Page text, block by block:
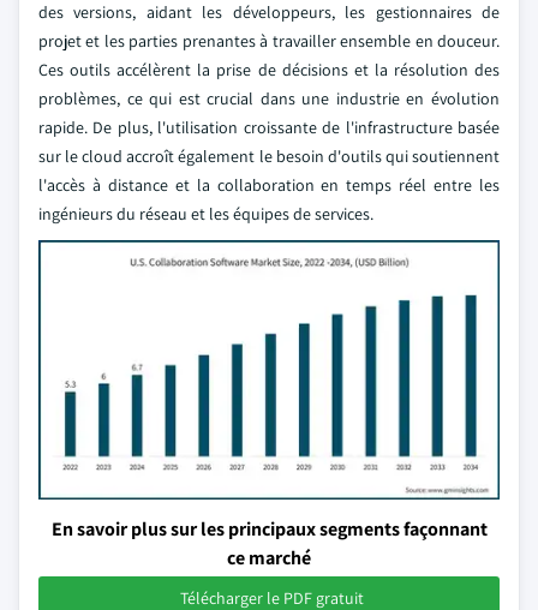
des versions, aidant les développeurs, les gestionnaires de
projet et les parties prenantes à travailler ensemble en douceur.
Ces outils accélèrent la prise de décisions et la résolution des
problèmes, ce qui est crucial dans une industrie en évolution
rapide. De plus, l'utilisation croissante de l'infrastructure basée
sur le cloud accroît également le besoin d'outils qui soutiennent
l'accès à distance et la collaboration en temps réel entre les
ingénieurs du réseau et les équipes de services.
En savoir plus sur les principaux segments façonnant
ce marché
Télécharger le PDF gratuit